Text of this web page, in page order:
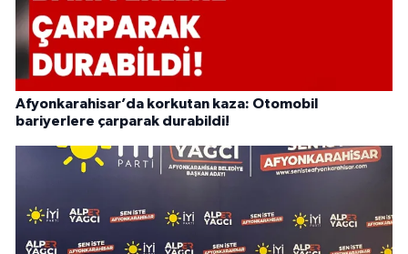
Afyonkarahisar’da korkutan kaza: Otomobil
bariyerlere çarparak durabildi!